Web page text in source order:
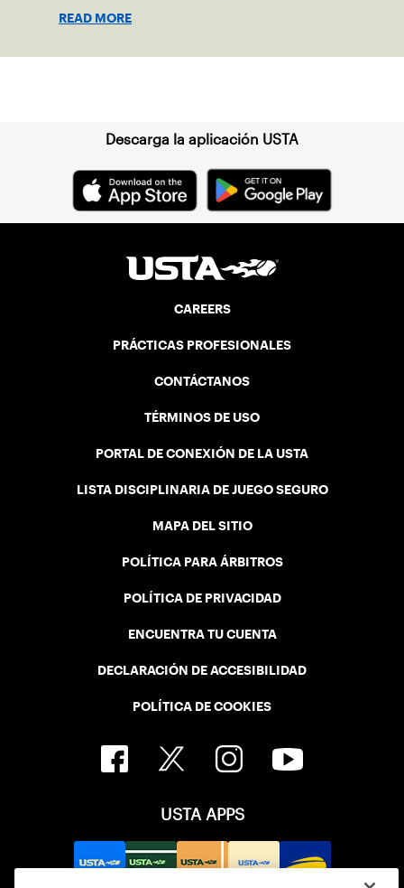
READ MORE
Descarga la aplicación USTA
CAREERS
PRÁCTICAS PROFESIONALES
CONTÁCTANOS
TÉRMINOS DE USO
PORTAL DE CONEXIÓN DE LA USTA
LISTA DISCIPLINARIA DE JUEGO SEGURO
MAPA DEL SITIO
POLÍTICA PARA ÁRBITROS
POLÍTICA DE PRIVACIDAD
ENCUENTRA TU CUENTA
DECLARACIÓN DE ACCESIBILIDAD
POLÍTICA DE COOKIES
USTA APPS